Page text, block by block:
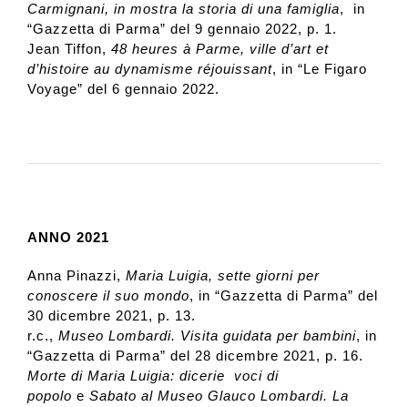
Carmignani, in mostra la storia di una famiglia, in
“Gazzetta di Parma” del 9 gennaio 2022, p. 1.
Jean Tiffon, 48 heures à Parme, ville d’art et
d’histoire au dynamisme réjouissant, in “Le Figaro
Voyage” del 6 gennaio 2022.
ANNO 2021
Anna Pinazzi, Maria Luigia, sette giorni per
conoscere il suo mondo, in “Gazzetta di Parma” del
30 dicembre 2021, p. 13.
r.c., Museo Lombardi. Visita guidata per bambini, in
“Gazzetta di Parma” del 28 dicembre 2021, p. 16.
Morte di Maria Luigia: dicerie voci di
popolo e Sabato al Museo Glauco Lombardi. La